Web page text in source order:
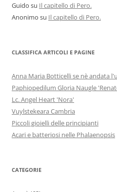
Guido su Il capitello di Pero.
Anonimo su Il capitello di Pero.
CLASSIFICA ARTICOLI E PAGINE
Anna Maria Botticelli se nè andata
Paphiopedilum Gloria Naugle
Lc. Angel Heart 'Nora'
Vuylstekeara Cambria
Piccoli gioielli delle principianti
Acari e batteriosi nelle Phalaenopsis
CATEGORIE